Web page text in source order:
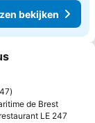
bekijken
favorieten
de Brest
LE 247